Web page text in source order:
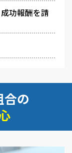
功報酬を請
合の